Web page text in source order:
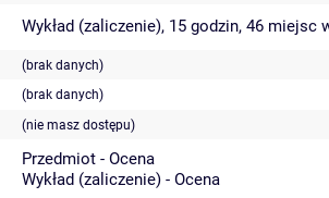
Wykład (zaliczenie), 15 godzin, 46 miejsc
(brak danych)
(brak danych)
(nie masz dostępu)
Przedmiot - Ocena
Wykład (zaliczenie) - Ocena